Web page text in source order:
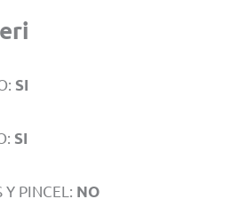
SI
SI
Y PINCEL: NO